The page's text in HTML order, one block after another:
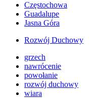
Częstochowa
Guadalupe
Jasna Góra
Rozwój Duchowy
grzech
nawrócenie
powołanie
rozwój duchowy
wiara